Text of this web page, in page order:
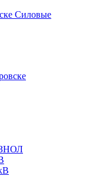
Силовые